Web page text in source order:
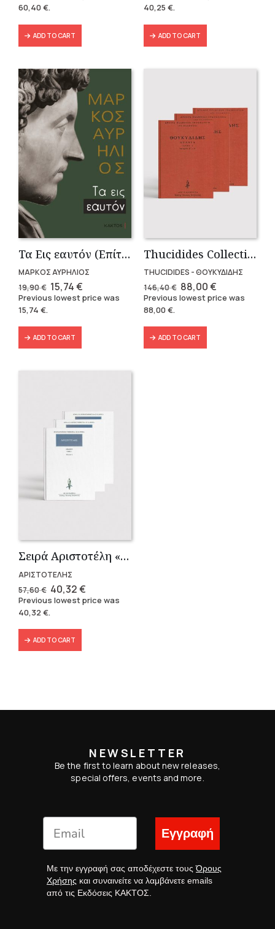
86,31 €.
60,40€.
ADD TO CART
57,49 €.
40,25 €.
ADD TO CART
Τα Εις εαυτόν (Επίτομο) – Μάρκος Αυρήλιος
ΜΑΡΚΟΣ ΑΥΡΗΛΙΟΣ
19,90€ Original
price
was:
15,74€Current
price
is:
Previous lowest price was
15,74 €.
ADD TO CART
Thucidides Collection – Hardbound Edition (4 volumes)
THUCIDIDES - ΘΟΥΚΥΔΙΔΗΣ
146,40€ Original
price
was:
88,00€Current
price
is:
Previous lowest price was
88,00€.
ADD TO CART
Σειρά Αριστοτέλη «Πολιτικά» (3 τόμοι)
ΑΡΙΣΤΟΤΕΛΗΣ
57,60€ Original
price
was:
57,60 €.
40,32€Current
price
is:
Previous lowest price was
40,32€.
ADD TO CART
NEWSLETTER
Be the first to learn about new releases,
special offers, events and more.
Εγγραφή
Με την εγγραφή σας αποδέχεστε τουςΌρους
Χρήσης και συναινείτε να λαμβάνετε emails
από τις Εκδόσεις ΚΑΚΤΟΣ.